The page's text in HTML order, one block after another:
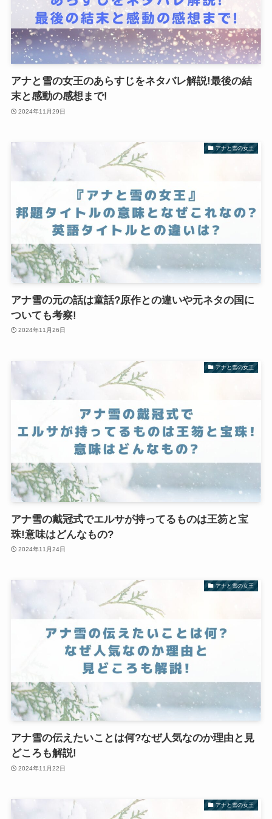
アナと雪の女王のあらすじをネタバレ解説!最後の結
末と感動の感想まで!
2024年11月29日
アナと雪の女王
アナ雪の元の話は童話?原作との違いや元ネタの国に
ついても考察!
2024年11月26日
アナと雪の女王
アナ雪の戴冠式でエルサが持ってるものは王笏と宝
珠!意味はどんなもの?
2024年11月24日
アナと雪の女王
アナ雪の伝えたいことは何?なぜ人気なのか理由と見
どころも解説!
2024年11月22日
アナと雪の女王